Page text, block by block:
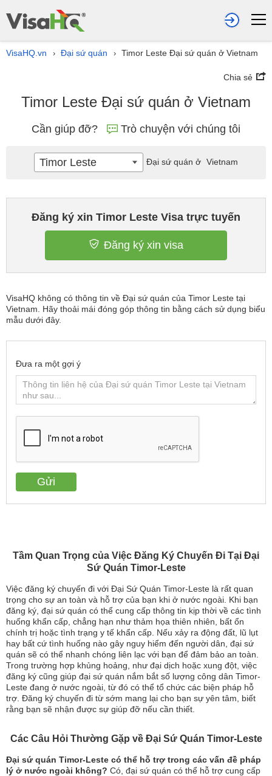
VisaHQ.vn › Đại sứ quán › Timor Leste Đại sứ quán ở Vietnam
Chia sẻ
Timor Leste Đại sứ quán ở Vietnam
Cần giúp đỡ? Trò chuyện với chúng tôi
Tầm Quan Trọng của Việc Đăng Ký Chuyến Đi Tại Đại
Sứ Quán Timor-Leste
Việc đăng ký chuyến đi với Đại Sứ Quán Timor-Leste là rất quan
trọng cho sự an toàn và hỗ trợ của bạn khi ở nước ngoài. Khi bạn
đăng ký, đại sứ quán có thể cung cấp thông tin kịp thời về các tình
huống khẩn cấp, chẳng hạn như thảm họa thiên nhiên, bất ổn
chính trị hoặc tình trạng y tế khẩn cấp. Nếu xảy ra động đất, lũ lụt
hay bất cứ tình huống nào gây nguy hiểm đến người dân, đại sứ
quán sẽ có thể nhanh chóng liên lạc với bạn để đảm bảo an toàn.
Trong trường hợp khủng hoảng, như đại dịch hoặc xung đột, việc
đăng ký cũng giúp đại sứ quán nắm bắt số lượng công dân Timor-
Leste đang ở nước ngoài, từ đó có thể tổ chức các biện pháp hỗ
trợ. Đăng ký chuyến đi từ sớm mang lại cho bạn sự yên tâm, biết
rằng bạn sẽ nhận được sự giúp đỡ nếu cần thiết.
Các Câu Hỏi Thường Gặp về Đại Sứ Quán Timor-Leste
Đại sứ quán Timor-Leste có thể hỗ trợ trong các vấn đề pháp
lý ở nước ngoài không? Có, đại sứ quán có thể hỗ trợ cung cấp
Đăng ký xin Timor Leste Visa trực tuyến
Đăng ký xin visa
VisaHQ không có thông tin về Đại sứ quán của Timor Leste tại
Vietnam. Hãy thoải mái đóng góp thông tin bằng cách sử dụng biểu
mẫu dưới đây.
Đưa ra một gợi ý
Timor Leste Đại sứ quán ở Vietnam